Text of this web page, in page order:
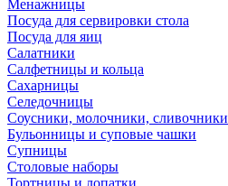
Менажницы
Посуда для сервировки стола
Посуда для яиц
Салатники
Салфетницы и кольца
Сахарницы
Селедочницы
Соусники, молочники, сливочники
Бульонницы и суповые чашки
Супницы
Столовые наборы